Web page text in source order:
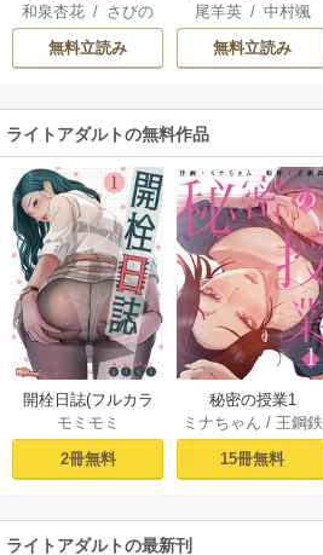
離婚された令嬢の
意外と楽しい新生
活
和泉杏花 / さびの
ぶち
無料立読み
はございますが ～
雛宮蝶鼠とりかえ
伝～
尾羊英/ 中村颯
希/ゆき哉
無料立読み
ライトアダルトの無料作品
開栓日誌(フルカラ
ー) 1巻
モミモミ
2冊無料
秘密の授業1
ミナちゃん / 王鋼鉄
15冊無料
ライトアダルトの最新刊